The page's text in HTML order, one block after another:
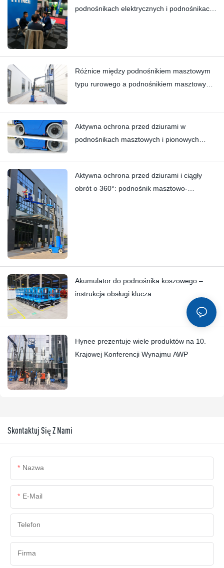
podnośnikach elektrycznych i podnośnikach
Różnice między podnośnikiem masztowym
typu rurowego a podnośnikiem masztowym
Aktywna ochrona przed dziurami w
podnośnikach masztowych i pionowych
Aktywna ochrona przed dziurami i ciągły
obrót o 360°: podnośnik masztowo-
Akumulator do podnośnika koszowego –
instrukcja obsługi klucza
Hynee prezentuje wiele produktów na 10.
Krajowej Konferencji Wynajmu AWP
Skontaktuj Się Z Nami
Nazwa
E-Mail
Telefon
Firma